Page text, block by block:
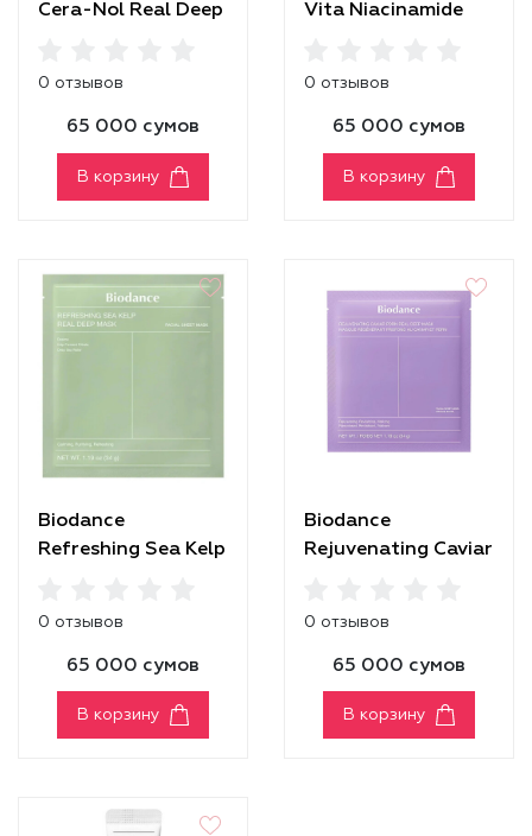
Cera-Nol Real Deep
0 отзывов
65 000 сумов
В корзину
Vita Niacinamide
0 отзывов
65 000 сумов
В корзину
Biodance
Refreshing Sea Kelp
0 отзывов
65 000 сумов
В корзину
Biodance
Rejuvenating Caviar
0 отзывов
65 000 сумов
В корзину